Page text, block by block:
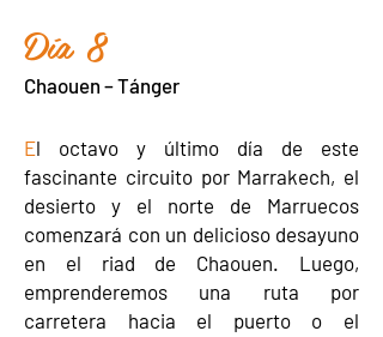
Día 8
Chaouen – Tánger
El octavo y último día de este
fascinante circuito por Marrakech, el
desierto y el norte de Marruecos
comenzará con un delicioso desayuno
en el riad de Chaouen. Luego,
emprenderemos una ruta por
carretera hacia el puerto o el